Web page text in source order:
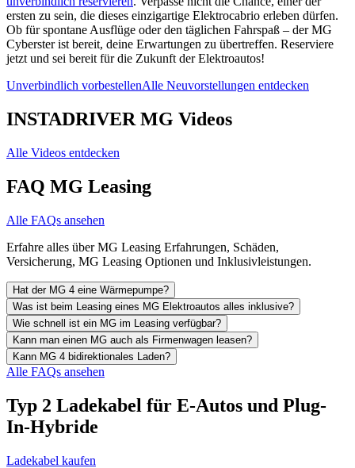
ersten zu sein, die dieses einzigartige Elektrocabrio erleben dürfen.
Ob für spontane Ausflüge oder den täglichen Fahrspaß – der MG
Cyberster ist bereit, deine Erwartungen zu übertreffen. Reserviere
jetzt und sei bereit für die Zukunft der Elektroautos!
Unverbindlich vorbestellenAlle Neuvorstellungen entdecken
INSTADRIVER MG Videos
Alle Videos entdecken
FAQ MG Leasing
Alle FAQs ansehen
Erfahre alles über MG Leasing Erfahrungen, Schäden,
Versicherung, MG Leasing Optionen und Inklusivleistungen.
Hat der MG 4 eine Wärmepumpe?
Was ist beim Leasing eines MG Elektroautos alles inklusive?
Wie schnell ist ein MG im Leasing verfügbar?
Kann man einen MG auch als Firmenwagen leasen?
Kann MG 4 bidirektionales Laden?
Alle FAQs ansehen
Typ 2 Ladekabel für E-Autos und Plug-
In-Hybride
Ladekabel kaufen